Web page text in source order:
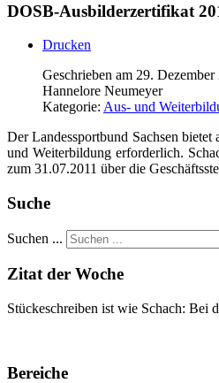
DOSB-Ausbilderzertifikat
Drucken
Geschrieben am 29. Dezember
Hannelore Neumeyer
Kategorie: Aus- und
Der Landessportbund Sachsen
und Weiterbildung erforderlich.
zum 31.07.2011 über die
Suche
Suchen ...
Zitat der Woche
Stückeschreiben ist wie Schach: Bei
Bereiche